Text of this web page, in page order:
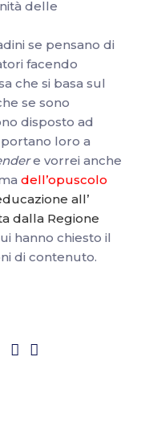
delle
se pensano di
facendo
che si basa sul
se sono
disposto ad
loro a
e vorrei anche
dell’opuscolo
all’
dalla Regione
hanno chiesto il
di contenuto.